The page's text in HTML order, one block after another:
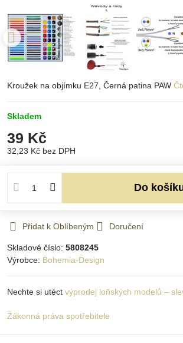
Kroužek na objímku E27, Černá patina PAW
Skladem
39 Kč
32,23 Kč bez DPH
Do
Přidat k Oblíbeným Doručení
Skladové číslo: 5808245
Výrobce: Bohemia-Design
Nechte si utéct výprodej loňských modelů –
Zákonná práva spotřebitele